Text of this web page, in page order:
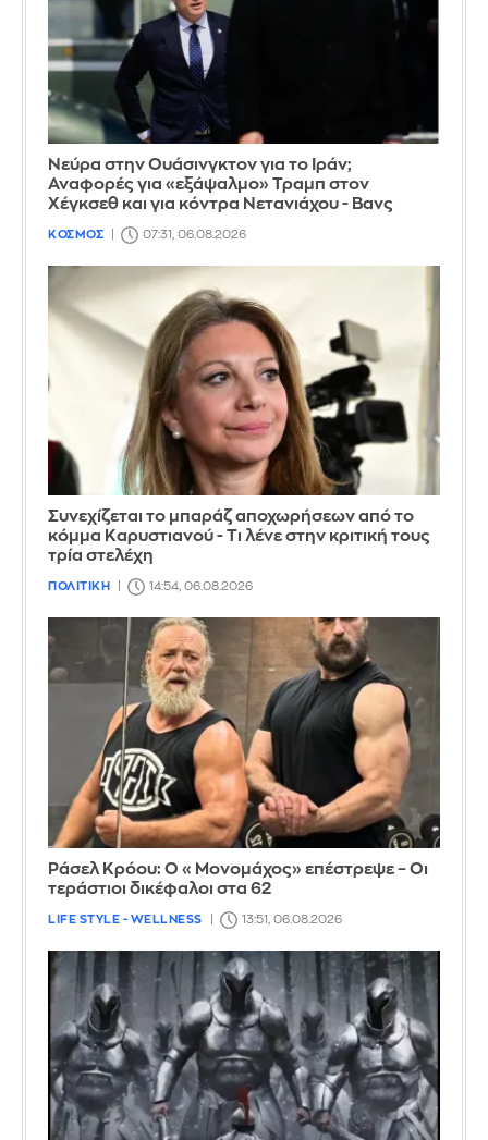
Νεύρα στην Ουάσινγκτον για το Ιράν;
Αναφορές για «εξάψαλμο» Τραμπ στον
Χέγκσεθ και για κόντρα Νετανιάχου - Βανς
ΚΟΣΜΟΣ 07:31, 06.08.2026
Συνεχίζεται το μπαράζ αποχωρήσεων από το
κόμμα Καρυστιανού - Τι λένε στην κριτική τους
τρία στελέχη
ΠΟΛΙΤΙΚΗ 14:54, 06.08.2026
Ράσελ Κρόου: Ο «Μονομάχος» επέστρεψε – Οι
τεράστιοι δικέφαλοι στα 62
LIFE STYLE - WELLNESS 13:51, 06.08.2026